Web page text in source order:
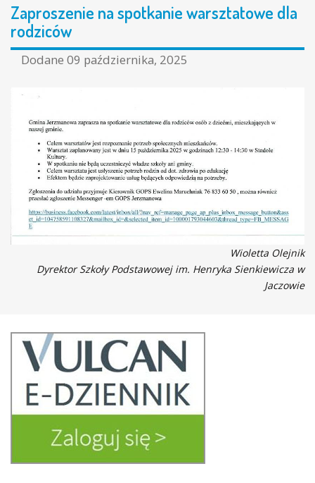
Zaproszenie na spotkanie warsztatowe dla
rodziców
Dodane 09 października, 2025
Wioletta Olejnik
Dyrektor Szkoły Podstawowej im. Henryka Sienkiewicza w
Jaczowie